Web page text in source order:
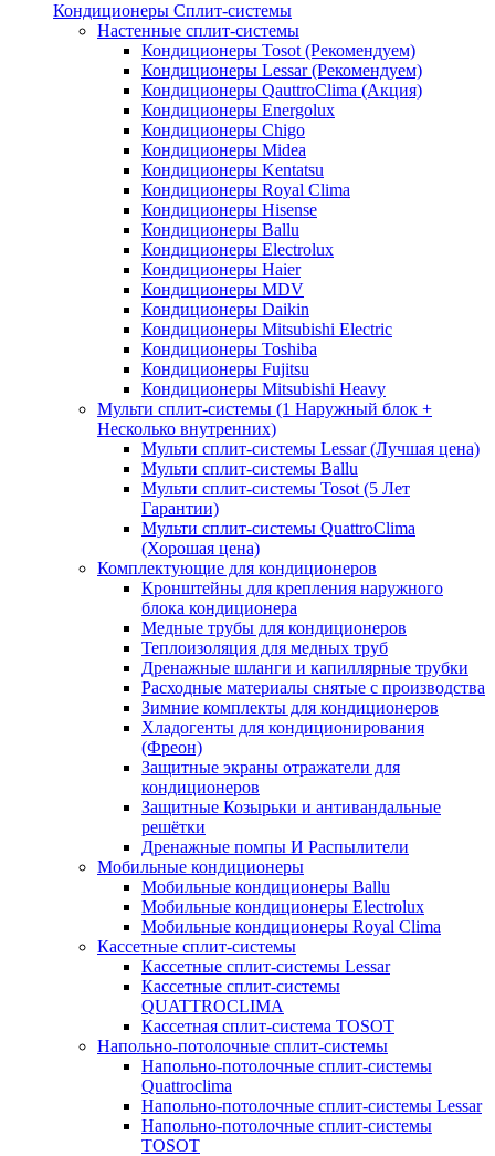
Кондиционеры Сплит-системы
Настенные сплит-системы
Кондиционеры Tosot (Рекомендуем)
Кондиционеры Lessar (Рекомендуем)
Кондиционеры QauttroClima (Акция)
Кондиционеры Energolux
Кондиционеры Chigo
Кондиционеры Midea
Кондиционеры Kentatsu
Кондиционеры Royal Clima
Кондиционеры Hisense
Кондиционеры Ballu
Кондиционеры Electrolux
Кондиционеры Haier
Кондиционеры MDV
Кондиционеры Daikin
Кондиционеры Mitsubishi Electric
Кондиционеры Toshiba
Кондиционеры Fujitsu
Кондиционеры Mitsubishi Heavy
Мульти сплит-системы (1 Наружный блок +
Несколько внутренних)
Мульти сплит-системы Lessar (Лучшая цена)
Мульти сплит-системы Ballu
Мульти сплит-системы Tosot (5 Лет
Гарантии)
Мульти сплит-системы QuattroClima
(Хорошая цена)
Комплектующие для кондиционеров
Кронштейны для крепления наружного
блока кондиционера
Медные трубы для кондиционеров
Теплоизоляция для медных труб
Дренажные шланги и капиллярные трубки
Расходные материалы снятые с производства
Зимние комплекты для кондиционеров
Хладогенты для кондиционирования
(Фреон)
Защитные экраны отражатели для
кондиционеров
Защитные Козырьки и антивандальные
решётки
Дренажные помпы И Распылители
Мобильные кондиционеры
Мобильные кондиционеры Ballu
Мобильные кондиционеры Electrolux
Мобильные кондиционеры Royal Clima
Кассетные сплит-системы
Кассетные сплит-системы Lessar
Кассетные сплит-системы
QUATTROCLIMA
Кассетная сплит-система TOSOT
Напольно-потолочные сплит-системы
Напольно-потолочные сплит-системы
Quattroclima
Напольно-потолочные сплит-системы Lessar
Напольно-потолочные сплит-системы
TOSOT